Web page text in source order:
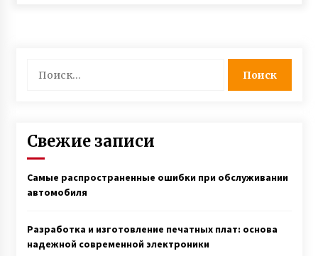
Свежие записи
Самые распространенные ошибки при обслуживании
автомобиля
Разработка и изготовление печатных плат: основа
надежной современной электроники